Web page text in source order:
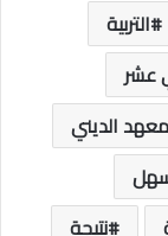
التربية
عشر
الديني
نتيجة